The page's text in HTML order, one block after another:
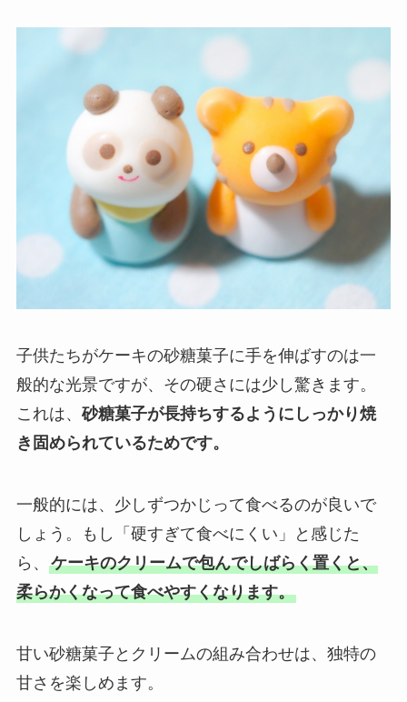
子供たちがケーキの砂糖菓子に手を伸ばすのは一
般的な光景ですが、その硬さには少し驚きます。
これは、砂糖菓子が長持ちするようにしっかり焼
き固められているためです。
一般的には、少しずつかじって食べるのが良いで
しょう。もし「硬すぎて食べにくい」と感じた
ら、 ケーキのクリームで包んでしばらく置くと、
柔らかくなって食べやすくなります。
甘い砂糖菓子とクリームの組み合わせは、独特の
甘さを楽しめます。